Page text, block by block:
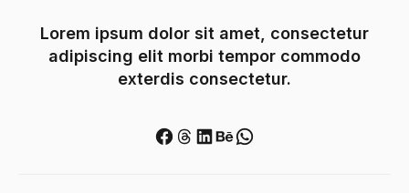
Lorem ipsum dolor sit amet, consectetur
adipiscing elit morbi tempor commodo
exterdis consectetur.
Facebook
Threads
LinkedIn
Behance
WhatsApp